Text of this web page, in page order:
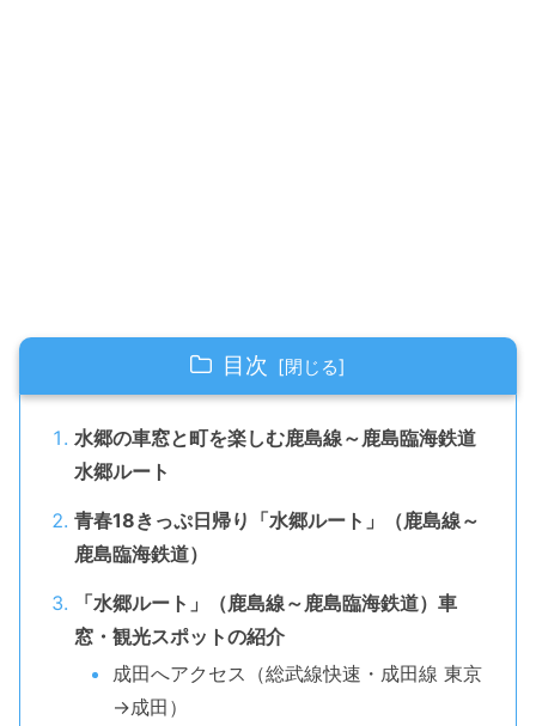
目次
水郷の車窓と町を楽しむ鹿島線～鹿島臨海鉄道
水郷ルート
青春18きっぷ日帰り「水郷ルート」（鹿島線～
鹿島臨海鉄道）
「水郷ルート」（鹿島線～鹿島臨海鉄道）車
窓・観光スポットの紹介
成田へアクセス（総武線快速・成田線 東京
→成田）